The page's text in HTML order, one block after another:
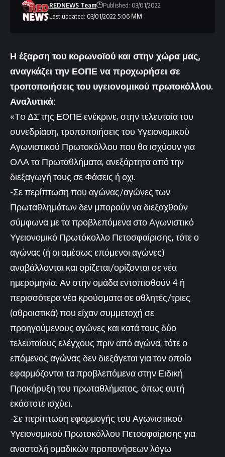
Last updated: 03/01/2022 5:06 ΜΜ
REDNEWS Team Published: 03/01/2022
Η έξαρση του κορωνοϊού και στην χώρα μας,
αναγκάζει την ΕΟΠΕ να προχωρήσει σε
τροποποιήσεις του υγειονομικού πρωτοκόλλου.
Αναλυτικά:
«Τo ΔΣ της ΕΟΠΕ ενέκρινε, στην τελευταία του
συνεδρίαση, τροποποιήσεις του Υγειονομικού
Αγωνιστικού Πρωτοκόλλου που θα ισχύουν για
ΟΛΑ τα Πρωταθλήματα, ανεξάρτητα από την
διεξαγωγή τους σε Φάσεις ή οχι.
-Σε περίπτωση που αγώνας/αγώνες των
Πρωταθλημάτων δεν μπορούν να διεξαχθούν
σύμφωνα με τα προβλεπόμενα στο Αγωνιστικό
Υγειονομικό Πρωτόκολλο Πετοσφαίρισης, τότε ο
αγώνας (ή οι αμέσως επόμενοι αγώνες)
αναβάλλονται και ορίζεται/ορίζονται σε νέα
ημερομηνία. Αν στην ομάδα εντοπισθούν 4 ή
περισσότερα νέα κρούσματα σε αθλητές/τριες
(αθροιστικά) που είχαν συμμετοχή σε
προηγούμενους αγώνες και κατά τους δύο
τελευταίους ελέγχους πριν από αγώνα, τότε ο
επόμενος αγώνας δεν διεξάγεται για τον οποίο
εφαρμόζονται τα προβλεπόμενα στην Ειδική
Προκήρυξη του πρωταθλήματος, όπως αυτή
εκάστοτε ισχύει.
-Σε περίπτωση εφαρμογής του Αγωνιστικού
Υγειονομικού Πρωτοκόλλου Πετοσφαίρισης για
αναστολή ομαδικών προπονήσεων λόγω